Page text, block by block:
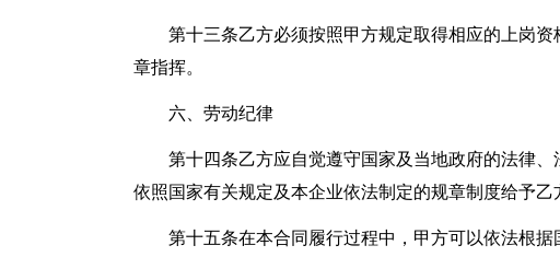
第十三条乙方必须按照甲方规定取得相应的上岗
章指挥。
六、劳动纪律
第十四条乙方应自觉遵守国家及当地政府的法律
依照国家有关规定及本企业依法制定的规章制度给予乙
第十五条在本合同履行过程中，甲方可以依法根